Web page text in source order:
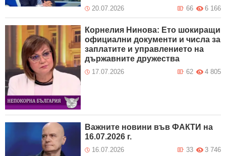
20.07.2026 6 166
66
Корнелия Нинова: Ето шокиращи
официални документи и числа за
заплатите и управлението на
държавните дружества
17.07.2026 4 805
62
Важните новини във ФАКТИ на
16.07.2026 г.
16.07.2026 3 746
33